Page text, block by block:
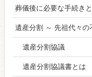
葬儀後に必要な手続き
遺産分割 ～ 先祖代々
遺産分割協議
遺産分割協議書とは